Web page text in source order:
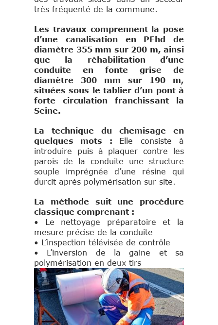
très fréquenté de la commune.
Les travaux comprennent la pose
d’une canalisation en PEhd de
diamètre 355 mm sur 200 m, ainsi
que la réhabilitation d’une
conduite en fonte grise de
diamètre 300 mm sur 190 m,
situées sous le tablier d’un pont à
forte circulation franchissant la
Seine.
La technique du chemisage en
quelques mots : Elle consiste à
introduire puis à plaquer contre les
parois de la conduite une structure
souple imprégnée d’une résine qui
durcit après polymérisation sur site.
La méthode suit une procédure
classique comprenant :
• Le nettoyage préparatoire et la
mesure précise de la conduite
• L’inspection télévisée de contrôle
• L’inversion de la gaine et sa
polymérisation en deux tirs